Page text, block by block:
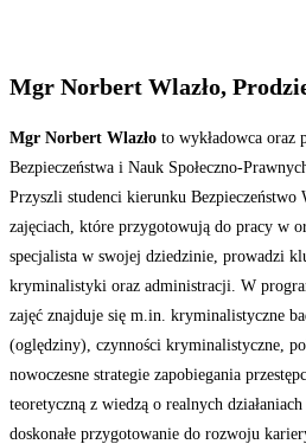
Mgr Norbert Wlazło,
Mgr Norbert Wlazło to wykładowca oraz
Bezpieczeństwa i Nauk Społeczno-
Przyszli studenci kierunku Bezpieczeństwo
zajęciach, które przygotowują do pracy w
specjalista w swojej dziedzinie, prowadzi
kryminalistyki oraz administracji. W
zajęć znajduje się m.in. kryminalistyczne
(oględziny), czynności kryminalistyczne,
nowoczesne strategie zapobiegania
teoretyczną z wiedzą o realnych
doskonałe przygotowanie do rozwoju